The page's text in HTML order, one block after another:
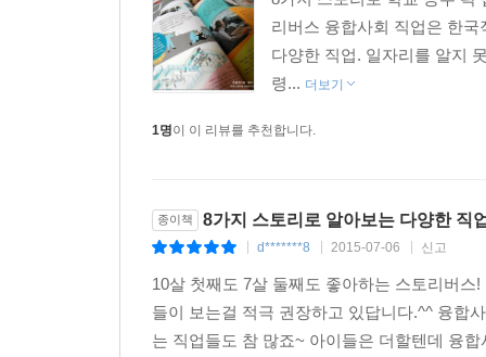
리버스 융합사회 직업은 한
다양한 직업. 일자리를 알지
령... 더보기
1명이 이 리뷰를 추천합니다.
종이책 8가지 스토리로 알아보는 다양한 직
d*******8 2015-07-06 신고
10살 첫째도 7살 둘째도 좋아하는 스토리버
들이 보는걸 적극 권장하고 있답니다.^^ 융합
는 직업들도 참 많죠~ 아이들은 더할텐데 융